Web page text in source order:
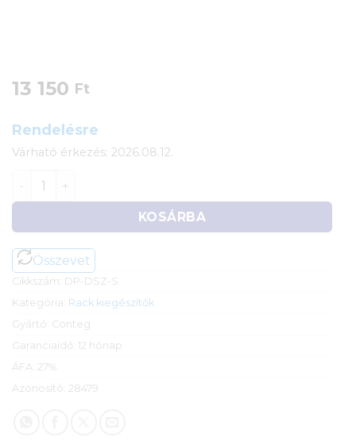
13 150 Ft
Rendelésre
Várható érkezés: 2026.08.12.
Conteg patch kábelrendező 10" 16-port (DP-DSZ-S)
KOSÁRBA
Összevet
Cikkszám: DP-DSZ-S
Kategória: Rack kiegészítők
Gyártó: Conteg
Garanciaidő: 12 hónap
ÁFA: 27%
Azonosító: 28479